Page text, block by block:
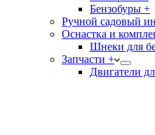
Бензобуры +
Ручной садовый
Оснастка и
Шнеки для
Запчасти +
Двигатели